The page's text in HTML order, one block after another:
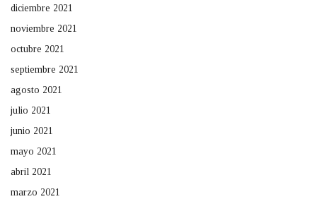
diciembre 2021
noviembre 2021
octubre 2021
septiembre 2021
agosto 2021
julio 2021
junio 2021
mayo 2021
abril 2021
marzo 2021